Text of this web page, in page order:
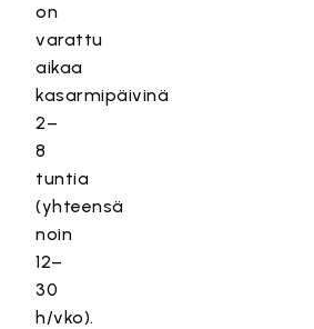
on
varattu
aikaa
kasarmipäivinä
2–
8
tuntia
(yhteensä
noin
12–
30
h/vko).